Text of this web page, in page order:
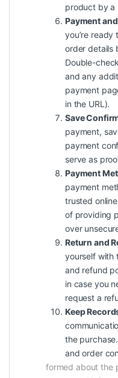
product by a
Payment
you’re
order details
Double-
and any
payment
in the URL).
Save
payment,
payment
serve as
Payment
payment
trusted
of providing
over
Return and
yourself with
and refund
in case you
request a
Keep
the
and order
formed about the